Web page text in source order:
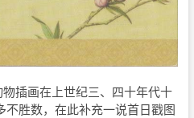
插画在上世纪三、四十年代十
不胜数，在此补充一说首日戳图